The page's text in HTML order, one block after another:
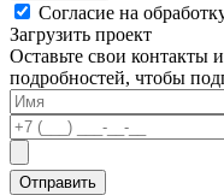
Согласие на
Загрузить проект
Оставьте свои контакты
подробностей, чтобы
Отправить